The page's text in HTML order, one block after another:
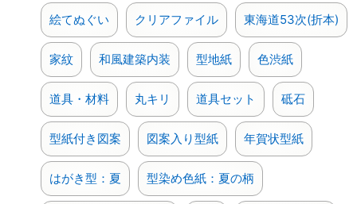
についても触れていただけますので、ご覧ください。テレ
ビ東京系列は3月7日(土) 22時00分～22時30分。BSテレ
東や地方局はそれぞれ異なります。(R8.3.1)
品切れしておりました扇子「アヤメ」、
ちどりうちわ
「蝶」（彩色）、ちどりうちわ「野菊」（彩色）の販
売を再開しております。(R8.2.27)
品切れしておりました
色渋紙 の黒（八丁判）が出来上が
りましたので、販売を再開しました。(R8.2.27)
伊勢型紙技術保存会主催の
伊勢型紙展「型とふれあう」
が開催されます。3/6（金）～8（日）9:00～17:00（8日
は15:00まで）ハヤシユナイテッド文化ホール鈴鹿。入場
無料です。(R8.2.18)
絵てぬぐい クリアファイル 東海道53次(折本)
家紋 和風建築内装 型地紙 色渋紙
道具・材料 丸キリ 道具セット 砥石
型紙付き図案 図案入り型紙 年賀状型紙
はがき型：夏 型染め色紙：夏の柄